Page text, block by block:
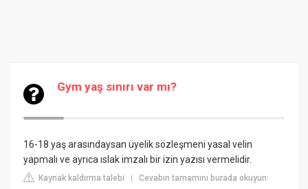
Gym yaş sınırı var mı?
16-18 yaş arasındaysan üyelik sözleşmeni yasal velin
yapmalı ve ayrıca ıslak imzalı bir izin yazısı vermelidir.
Kaynak kaldırma talebi |Cevabın tamamını burada okuyun: